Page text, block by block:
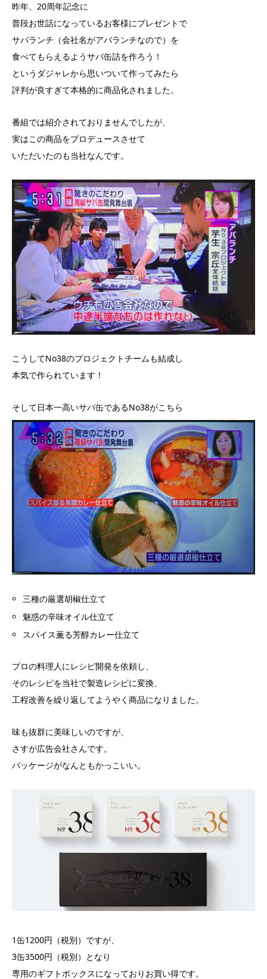
昨年、20周年記念に
普段お世話になっているお客様にプレゼントで
サバランチ（会社名がアバランチなので）を
食べてもらえるようサバ缶詰を作ろう！
というダジャレから思いついて作ってみたら
評判が良すぎて本格的に商品化されました。
番組では紹介されておりませんでしたが、
実はこの商品をプロデュースさせて
いただいたのも当社なんです。
こうしてNo38のプロジェクトチームも結成し
本気で作られています！
そして日本一高いサバ缶であるNo38がこちら
三種の厳選胡椒仕立て
魅惑の辛味オイル仕立て
スパイス薫る芳醇カレー仕立て
プロの料理人にレシピ開発を依頼し、
そのレシピを当社で製造レシピに変換、
工程改善を繰り返してようやく商品になりました。
味も抜群に美味しいのですが、
さすが広告会社さんです。
パッケージがなんともかっこいい。
1缶1200円（税別）ですが、
3缶3500円（税別）となり
専用のギフトボックスになっておりお買い得です。